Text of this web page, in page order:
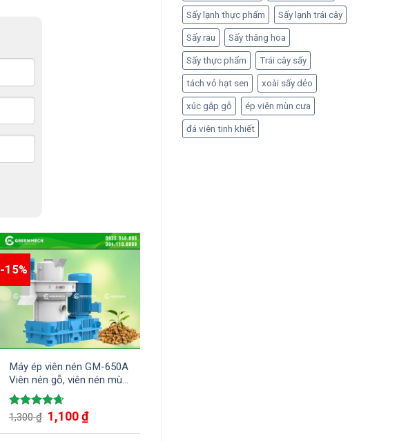
Sấy lạnh thực phẩm Sấy lạnh trái cây
Sấy rau Sấy thăng hoa
Sấy thực phẩm Trái cây sấy
tách vỏ hạt sen xoài sấy dẻo
xúc gắp gỗ ép viên mùn cưa
đá viên tinh khiết
-15%
Máy ép viên nén GM-650A
Viên nén gỗ, viên nén mùn
cưa, wood pellet
Được xếp
1,300₫ Giá
gốc
là:
1,100₫Giá
hiện
tại